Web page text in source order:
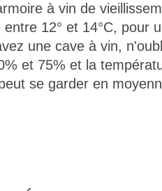
à vin de
12° et 14°C, pour
une cave à vin,
et 75% et la
se garder en